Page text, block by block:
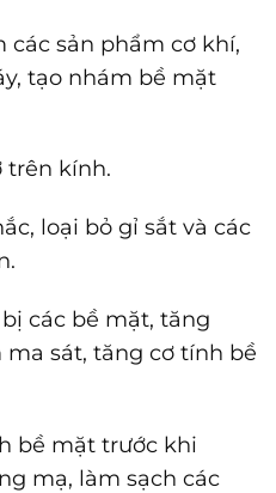
các sản phẩm cơ khí,
tạo nhám bề mặt
trên kính.
loại bỏ gỉ sắt và các
các bề mặt, tăng
sát, tăng cơ tính bề
bề mặt trước khi
mạ, làm sạch các